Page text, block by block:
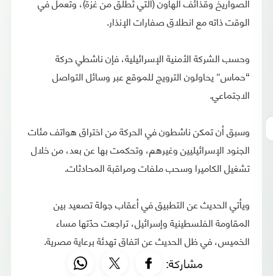
الوقت ذاته مع انطلاق صفارات الإنذار.
وحسب الشركة الأمنية الإسرائيلية، فإن ناشطي حركة
“حماس″ يحاولون الترويج للموقع عبر وسائل التواصل
الاجتماعي.
وسبق أن تمكن ناشطون في الحركة من اختراق هواتف مئات
الجنود الإسرائيليين وغيرهم، وتحكمت بها عن بعد، من خلال
تشغيل الكاميرا وسحب ملفات ومراقبة المحادثات.
ويأتي الحديث عن التطبيق في أعقاب جولة تصعيد بين
المقاومة الفلسطينية وإسرائيل، تراجعت حدّتها مساء
الخميس، في ظل الحديث عن اتفاق تهدئة برعاية مصرية.
مشاركة: